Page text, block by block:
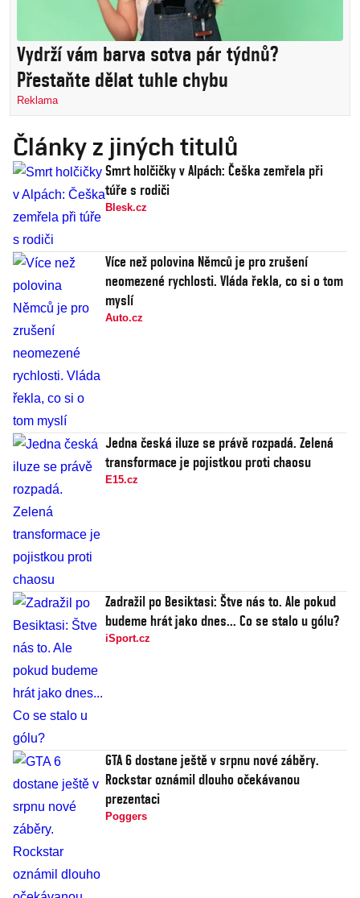
Vydrží vám barva sotva pár týdnů?
Přestaňte dělat tuhle chybu
Reklama
Články z jiných titulů
Smrt holčičky v Alpách: Češka zemřela při
túře s rodiči
Blesk.cz
Více než polovina Němců je pro zrušení
neomezené rychlosti. Vláda řekla, co si o tom
myslí
Auto.cz
Jedna česká iluze se právě rozpadá. Zelená
transformace je pojistkou proti chaosu
E15.cz
Zadražil po Besiktasi: Štve nás to. Ale pokud
budeme hrát jako dnes... Co se stalo u gólu?
iSport.cz
GTA 6 dostane ještě v srpnu nové záběry.
Rockstar oznámil dlouho očekávanou
prezentaci
Poggers